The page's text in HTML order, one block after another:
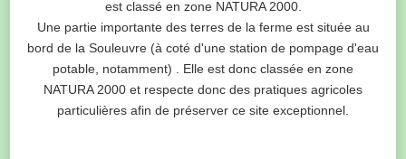
est classé en zone NATURA 2000.
Une partie importante des terres de la ferme est située au
bord de la Souleuvre (à coté d'une station de pompage d'eau
potable, notamment) . Elle est donc classée en zone
NATURA 2000 et respecte donc des pratiques agricoles
particulières afin de préserver ce site exceptionnel.